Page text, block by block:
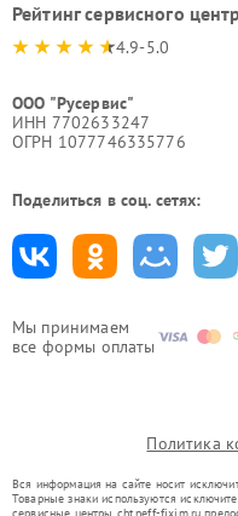
Мы принимаем
все формы оплаты
Рейтинг сервисного
4.9-5.0
ООО "Русервис"
ИНН 7702633247
ОГРН 1077746335776
Поделиться в соц. сетях:
Политика
Вся информация на сайте носит
Товарные знаки используются